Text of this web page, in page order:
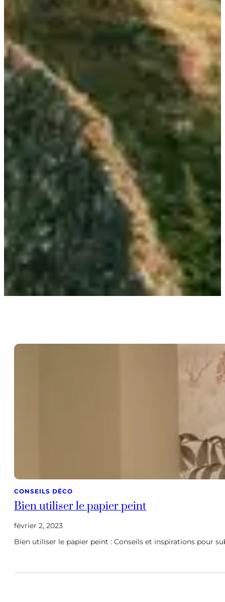
CONSEILS DÉCO
Bien utiliser le papier peint
février 2, 2023
Bien utiliser le papier peint : Conseils et inspirations pour